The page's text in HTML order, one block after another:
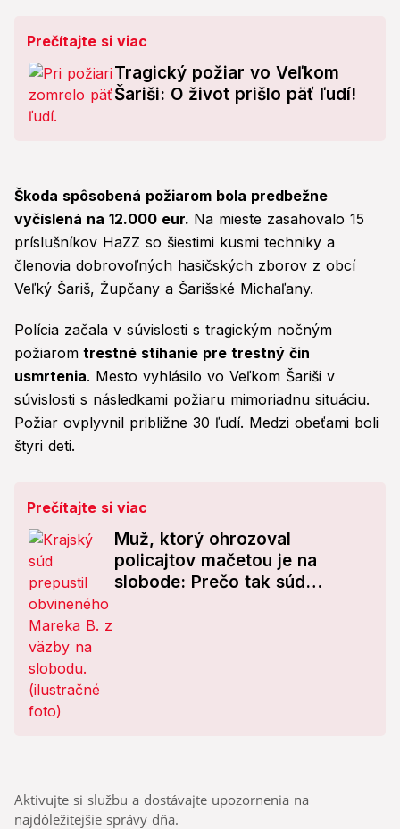
Prečítajte si viac
Tragický požiar vo Veľkom
Šariši: O život prišlo päť ľudí!
Škoda spôsobená požiarom bola predbežne
vyčíslená na 12.000 eur. Na mieste zasahovalo 15
príslušníkov HaZZ so šiestimi kusmi techniky a
členovia dobrovoľných hasičských zborov z obcí
Veľký Šariš, Župčany a Šarišské Michaľany.
Polícia začala v súvislosti s tragickým nočným
požiarom trestné stíhanie pre trestný čin
usmrtenia. Mesto vyhlásilo vo Veľkom Šariši v
súvislosti s následkami požiaru mimoriadnu situáciu.
Požiar ovplyvnil približne 30 ľudí. Medzi obeťami boli
štyri deti.
Prečítajte si viac
Muž, ktorý ohrozoval
policajtov mačetou je na
slobode: Prečo tak súd
Aktivujte si službu a dostávajte upozornenia na
najdôležitejšie správy dňa.